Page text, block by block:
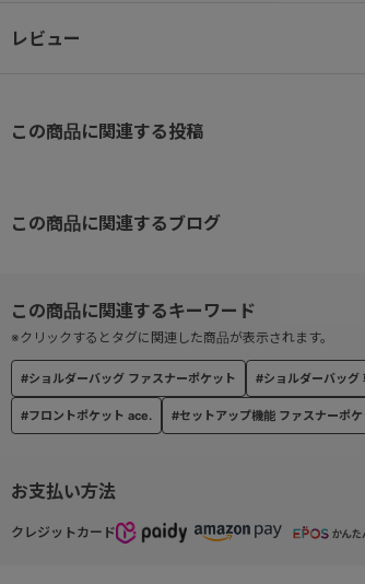
スーツケースなどのプルドライブハンドルに固定
レビュー
お支払い方法
クレジットカード
#ショルダーバッグ ファスナーポケット #ショルダーバッグ
#フロントポケット ace. #セットアップ機能 ファスナーポケ
※クリックするとタグに関連した商品が表示されます。
この商品に関連する投稿
この商品に関連するブログ